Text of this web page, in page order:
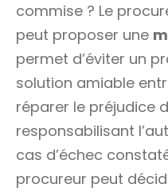
commise ? Le
peut proposer une
permet d’éviter un
solution amiable
réparer le préjudice
responsabilisant
cas d’échec
procureur peut